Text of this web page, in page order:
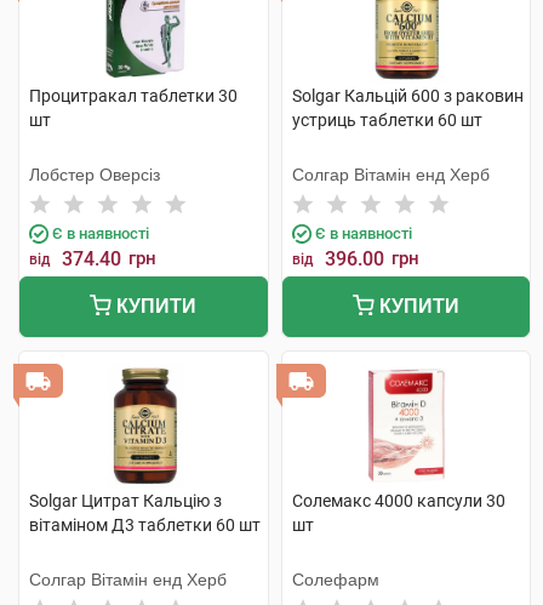
Процитракал таблетки 30
шт
Лобстер Оверсіз
Є в наявності
від 374.40 грн
КУПИТИ
Solgar Кальцій 600 з раковин
устриць таблетки 60 шт
Солгар Вітамін енд Херб
Є в наявності
від 396.00 грн
КУПИТИ
Solgar Цитрат Кальцію з
вітаміном Д3 таблетки 60 шт
Солгар Вітамін енд Херб
Солемакс 4000 капсули 30
шт
Солефарм